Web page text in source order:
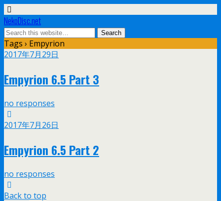
NekoDisc.net
Tags › Empyrion
2017年7月29日
Empyrion 6.5 Part 3
no responses
2017年7月26日
Empyrion 6.5 Part 2
no responses
Back to top